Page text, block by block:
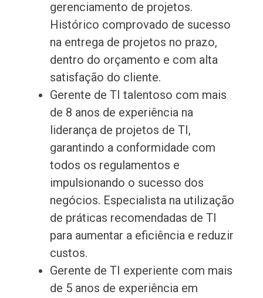
gerenciamento de projetos.
Histórico comprovado de sucesso
na entrega de projetos no prazo,
dentro do orçamento e com alta
satisfação do cliente.
Gerente de TI talentoso com mais
de 8 anos de experiência na
liderança de projetos de TI,
garantindo a conformidade com
todos os regulamentos e
impulsionando o sucesso dos
negócios. Especialista na utilização
de práticas recomendadas de TI
para aumentar a eficiência e reduzir
custos.
Gerente de TI experiente com mais
de 5 anos de experiência em